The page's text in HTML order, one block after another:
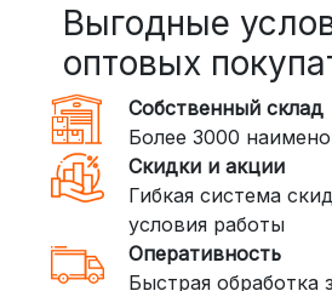
пунктов выдачи или
Сроки — от 2 дней,
350 рублей
DPD: Международная
доставки, которая
внутри России.
стоимость — от 400
3. Доставка
(ПЭК, КИТ, Байкал
Выгодные
оптовых
Собственный склад
Более 3000
Скидки и акции
Гибкая система
условия работы
Оперативность
Быстрая обработка